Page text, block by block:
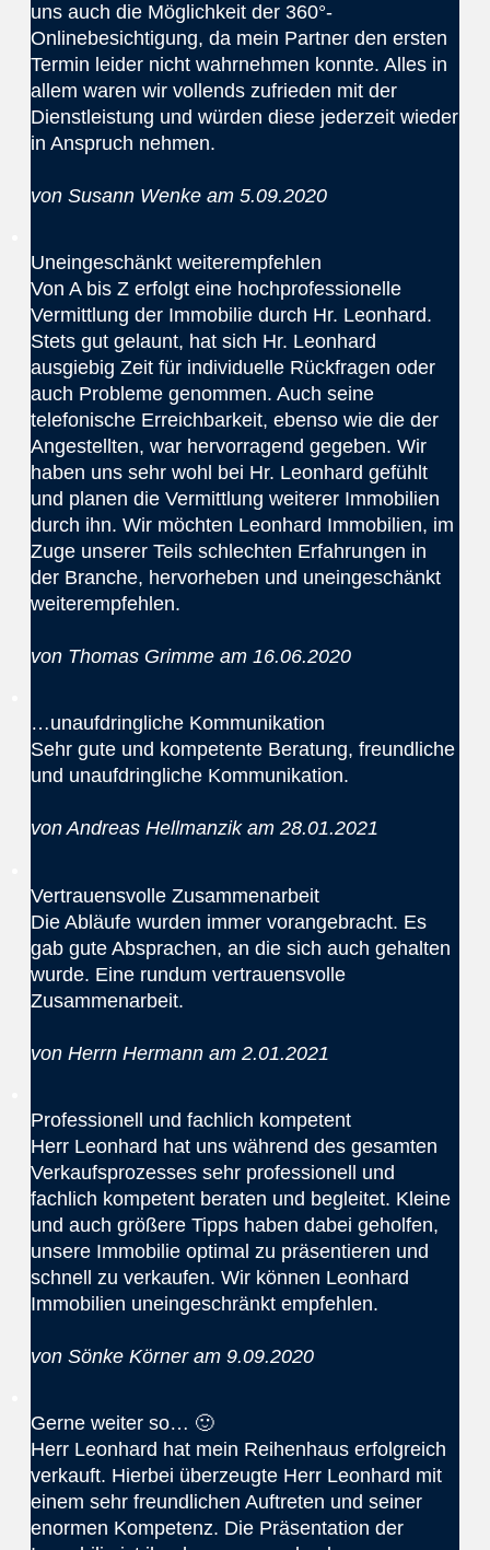
uns auch die Möglichkeit der 360°-
Onlinebesichtigung, da mein Partner den ersten
Termin leider nicht wahrnehmen konnte. Alles in
allem waren wir vollends zufrieden mit der
Dienstleistung und würden diese jederzeit wieder
in Anspruch nehmen.
von Susann Wenke am 5.09.2020
Uneingeschänkt weiterempfehlen
Von A bis Z erfolgt eine hochprofessionelle
Vermittlung der Immobilie durch Hr. Leonhard.
Stets gut gelaunt, hat sich Hr. Leonhard
ausgiebig Zeit für individuelle Rückfragen oder
auch Probleme genommen. Auch seine
telefonische Erreichbarkeit, ebenso wie die der
Angestellten, war hervorragend gegeben. Wir
haben uns sehr wohl bei Hr. Leonhard gefühlt
und planen die Vermittlung weiterer Immobilien
durch ihn. Wir möchten Leonhard Immobilien, im
Zuge unserer Teils schlechten Erfahrungen in
der Branche, hervorheben und uneingeschänkt
weiterempfehlen.
von Thomas Grimme am 16.06.2020
…unaufdringliche Kommunikation
Sehr gute und kompetente Beratung, freundliche
und unaufdringliche Kommunikation.
von Andreas Hellmanzik am 28.01.2021
Vertrauensvolle Zusammenarbeit
Die Abläufe wurden immer vorangebracht. Es
gab gute Absprachen, an die sich auch gehalten
wurde. Eine rundum vertrauensvolle
Zusammenarbeit.
von Herrn Hermann am 2.01.2021
Professionell und fachlich kompetent
Herr Leonhard hat uns während des gesamten
Verkaufsprozesses sehr professionell und
fachlich kompetent beraten und begleitet. Kleine
und auch größere Tipps haben dabei geholfen,
unsere Immobilie optimal zu präsentieren und
schnell zu verkaufen. Wir können Leonhard
Immobilien uneingeschränkt empfehlen.
von Sönke Körner am 9.09.2020
Gerne weiter so… 🙂
Herr Leonhard hat mein Reihenhaus erfolgreich
verkauft. Hierbei überzeugte Herr Leonhard mit
einem sehr freundlichen Auftreten und seiner
enormen Kompetenz. Die Präsentation der